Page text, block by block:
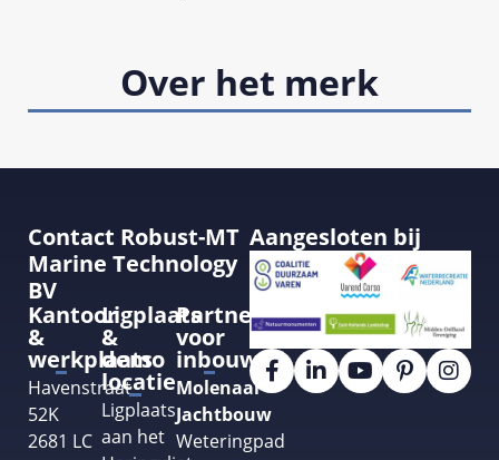
Over het merk
Contact Robust-MT
Marine Technology
BV
Kantoor
&
werkplaats
Havenstraat
52K
2681 LC
Ligplaats
&
demo
locatie
Ligplaats
aan het
Partner
voor
inbouw
Molenaar
Jachtbouw
Weteringpad
Aangesloten bij